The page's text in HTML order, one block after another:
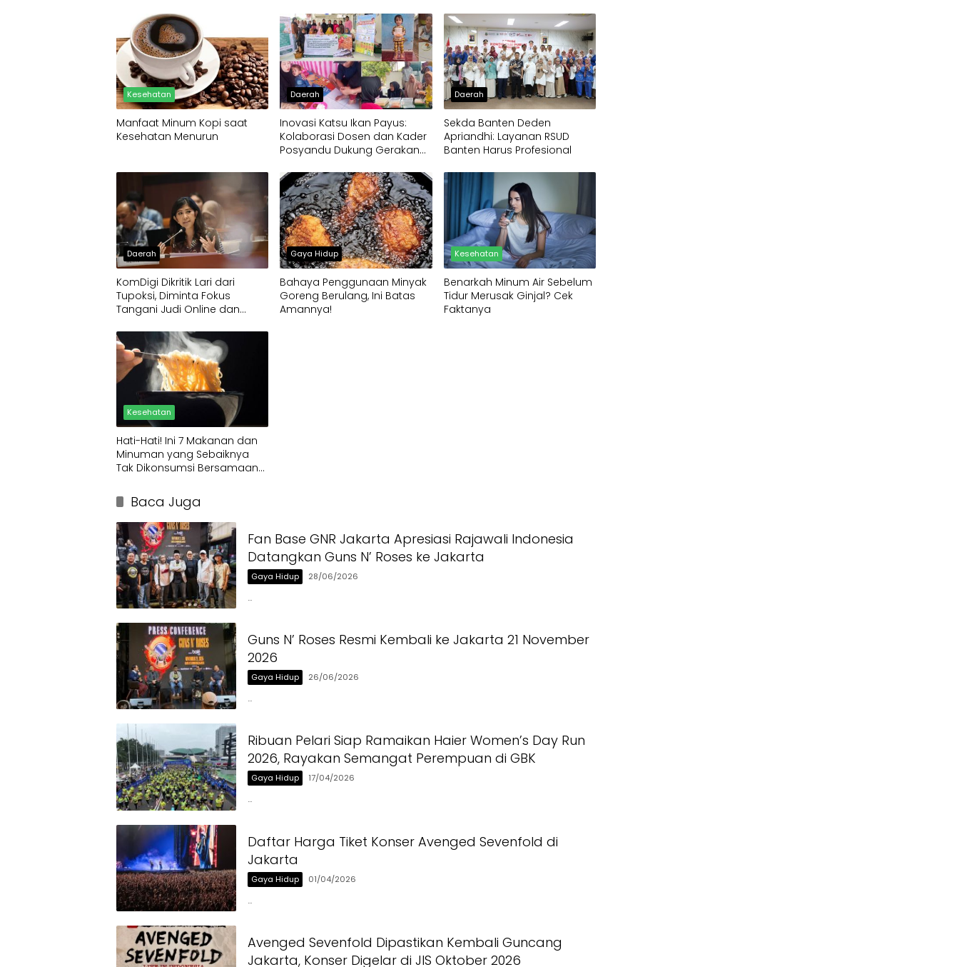
Kesehatan
Manfaat Minum Kopi saat
Kesehatan Menurun
Daerah
Inovasi Katsu Ikan Payus:
Kolaborasi Dosen dan Kader
Posyandu Dukung Gerakan
Daerah
Sekda Banten Deden
Apriandhi: Layanan RSUD
Banten Harus Profesional
Daerah
KomDigi Dikritik Lari dari
Tupoksi, Diminta Fokus
Tangani Judi Online dan
Gaya Hidup
Bahaya Penggunaan Minyak
Goreng Berulang, Ini Batas
Amannya!
Kesehatan
Benarkah Minum Air Sebelum
Tidur Merusak Ginjal? Cek
Faktanya
Kesehatan
Hati-Hati! Ini 7 Makanan dan
Minuman yang Sebaiknya
Tak Dikonsumsi Bersamaan
Baca Juga
Fan Base GNR Jakarta Apresiasi Rajawali Indonesia
Datangkan Guns N’ Roses ke Jakarta
Gaya Hidup 28/06/2026
…
Guns N’ Roses Resmi Kembali ke Jakarta 21 November
2026
Gaya Hidup 26/06/2026
…
Ribuan Pelari Siap Ramaikan Haier Women’s Day Run
2026, Rayakan Semangat Perempuan di GBK
Gaya Hidup 17/04/2026
…
Daftar Harga Tiket Konser Avenged Sevenfold di
Jakarta
Gaya Hidup 01/04/2026
…
Avenged Sevenfold Dipastikan Kembali Guncang
Jakarta, Konser Digelar di JIS Oktober 2026